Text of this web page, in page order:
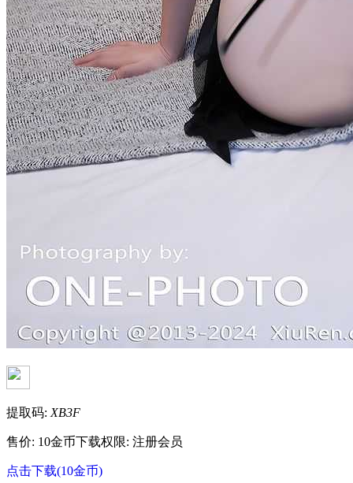
提取码: XB3F
售价: 10金币下载权限: 注册会员
点击下载(10金币)